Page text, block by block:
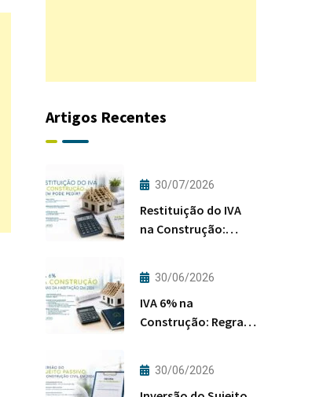
Artigos Recentes
30/07/2026
Restituição do IVA
na Construção:
30/06/2026
IVA 6% na
Construção: Regras
30/06/2026